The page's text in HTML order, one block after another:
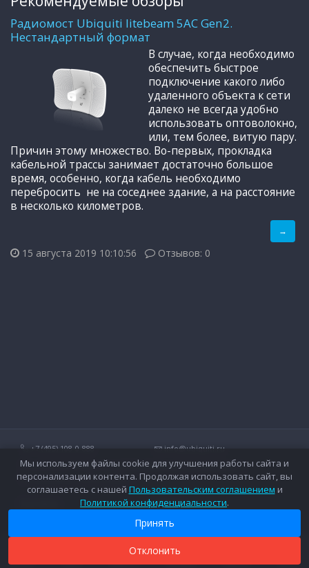
0
Радиомост Ubiquiti litebeam 5AC Gen2.
Нестандартный формат
В случае, когда необходимо
обеспечить быстрое
подключение какого либо
удаленного объекта к сети
далеко не всегда удобно
использовать оптоволокно,
или, тем более, витую пару.
Причин этому множество. Во-первых, прокладка
кабельной трассы занимает достаточно большое
время, особенно, когда кабель необходимо
перебросить не на соседнее здание, а на расстояние
в несколько километров.
→
15 августа 2019 10:10:56 Отзывов: 0
+7 (495) 108-0-888
info@ubiquiti.ru
Технические вопросы и дополнительные консультации о
беспроводных сетях Ubiquiti.
Оплата
Мы используем файлы cookie для улучшения работы сайта и
персонализации контента. Продолжая использовать сайт, вы
соглашаетесь с нашей Пользовательским соглашением и
Политикой конфиденциальности.
Принять
Отклонить